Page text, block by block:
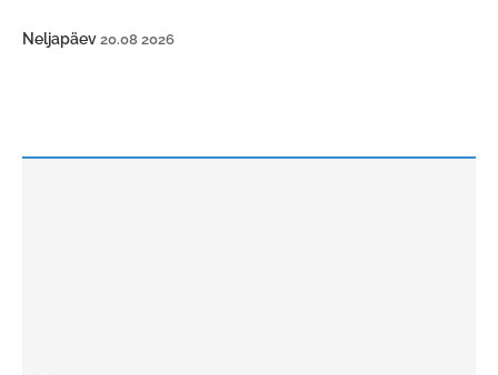
Neljapäev 20.08 2026